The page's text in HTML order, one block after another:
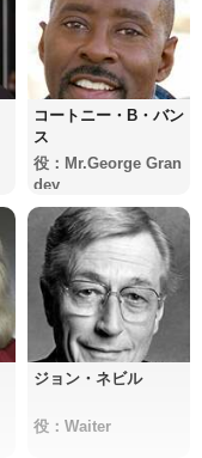
コートニー・B・バン
ス
役：Mr.George Gran
dey
ジョン・ネビル
役：Waiter